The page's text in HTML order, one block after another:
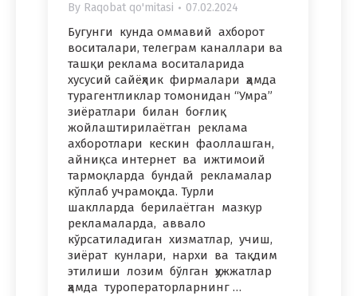
By Raqobat qo'mitasi 07.02.2024
Бугунги кунда оммавий ахборот
воситалари, телеграм каналлари ва
ташқи реклама воситаларида
хусусий сайёҳлик фирмалари ҳамда
турагентликлар томонидан “Умра”
зиёратлари билан боғлиқ
жойлаштирилаётган реклама
ахборотлари кескин фаоллашган,
айниқса интернет ва ижтимоий
тармоқларда бундай рекламалар
кўплаб учрамоқда. Турли
шаклларда берилаётган мазкур
рекламаларда, аввало
кўрсатиладиган хизматлар, учиш,
зиёрат кунлари, нархи ва тақдим
этилиши лозим бўлган ҳужжатлар
ҳамда туроператорларнинг …